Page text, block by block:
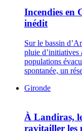
Incendies en
inédit
Sur le bassin
pluie d’initiatives
populations
spontanée, un
Gironde
À Landiras,
ravitailler les